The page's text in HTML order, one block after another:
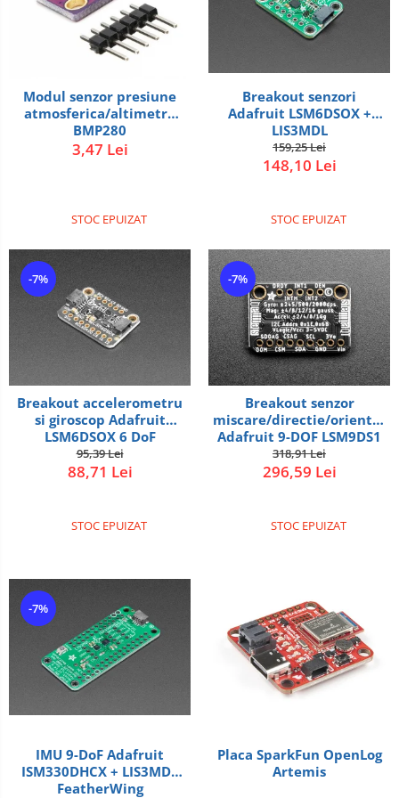
Roti si Senile
Servomotoare
Suruburi, Piulite, Conectare
ARM
AVR
Espruino
Feather
FPGA
Intel
Latte Panda
Micro:bit
Olinuxino
PIC
Platforme de dezvoltare
Teensy
Accelerometru
Biometric
Modul senzor presiune
atmosferica/altimetru
BMP280
3,47 Lei
STOC EPUIZAT
Breakout senzori
Adafruit LSM6DSOX +
LIS3MDL
159,25 Lei
148,10 Lei
STOC EPUIZAT
-7%
Breakout accelerometru
si giroscop Adafruit
LSM6DSOX 6 DoF
95,39 Lei
88,71 Lei
STOC EPUIZAT
-7%
Breakout senzor
miscare/directie/orientare
Adafruit 9-DOF LSM9DS1
318,91 Lei
296,59 Lei
STOC EPUIZAT
-7%
IMU 9-DoF Adafruit
ISM330DHCX + LIS3MDL
FeatherWing
Placa SparkFun OpenLog
Artemis